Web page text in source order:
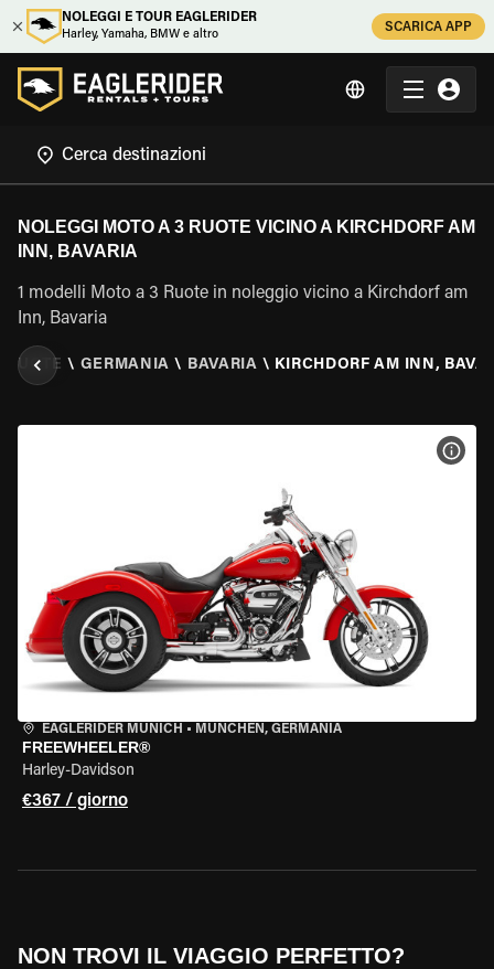
NOLEGGI E TOUR EAGLERIDER
Harley, Yamaha, BMW e altro
SCARICA APP
NOLEGGI MOTO A 3 RUOTE VICINO A KIRCHDORF AM
INN, BAVARIA
1 modelli Moto a 3 Ruote in noleggio vicino a Kirchdorf am
Inn, Bavaria
RUOTE \ GERMANIA \ BAVARIA \ KIRCHDORF AM INN,
EAGLERIDER MUNICH • MÜNCHEN, GERMANIA
FREEWHEELER®
Harley-Davidson
€367 / giorno
NON TROVI IL VIAGGIO PERFETTO?